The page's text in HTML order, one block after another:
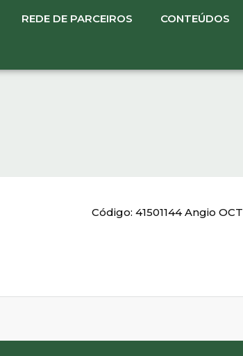
REDE DE PARCEIROS CONTEÚDOS
Código: 41501144 Angio OCT